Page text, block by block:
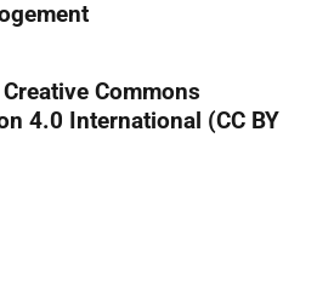
Creative Commons
4.0 International (CC BY